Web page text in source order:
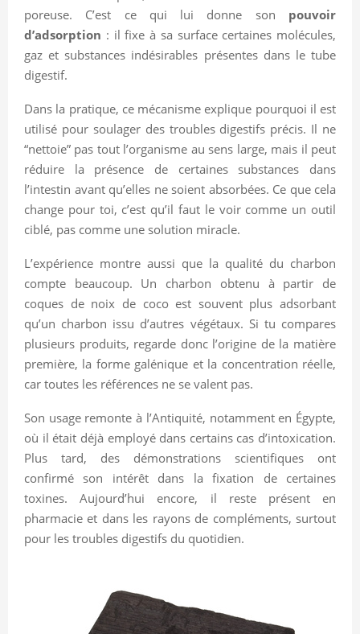
poreuse. C’est ce qui lui donne son pouvoir
d’adsorption : il fixe à sa surface certaines molécules,
gaz et substances indésirables présentes dans le tube
digestif.
Dans la pratique, ce mécanisme explique pourquoi il est
utilisé pour soulager des troubles digestifs précis. Il ne
“nettoie” pas tout l’organisme au sens large, mais il peut
réduire la présence de certaines substances dans
l’intestin avant qu’elles ne soient absorbées. Ce que cela
change pour toi, c’est qu’il faut le voir comme un outil
ciblé, pas comme une solution miracle.
L’expérience montre aussi que la qualité du charbon
compte beaucoup. Un charbon obtenu à partir de
coques de noix de coco est souvent plus adsorbant
qu’un charbon issu d’autres végétaux. Si tu compares
plusieurs produits, regarde donc l’origine de la matière
première, la forme galénique et la concentration réelle,
car toutes les références ne se valent pas.
Son usage remonte à l’Antiquité, notamment en Égypte,
où il était déjà employé dans certains cas d’intoxication.
Plus tard, des démonstrations scientifiques ont
confirmé son intérêt dans la fixation de certaines
toxines. Aujourd’hui encore, il reste présent en
pharmacie et dans les rayons de compléments, surtout
pour les troubles digestifs du quotidien.